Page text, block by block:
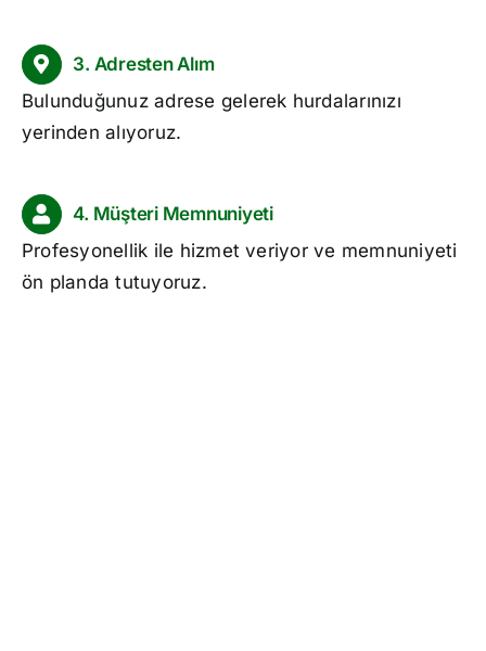
3. Adresten Alım
Bulunduğunuz adrese gelerek hurdalarınızı
yerinden alıyoruz.
4. Müşteri Memnuniyeti
Profesyonellik ile hizmet veriyor ve memnuniyeti
ön planda tutuyoruz.